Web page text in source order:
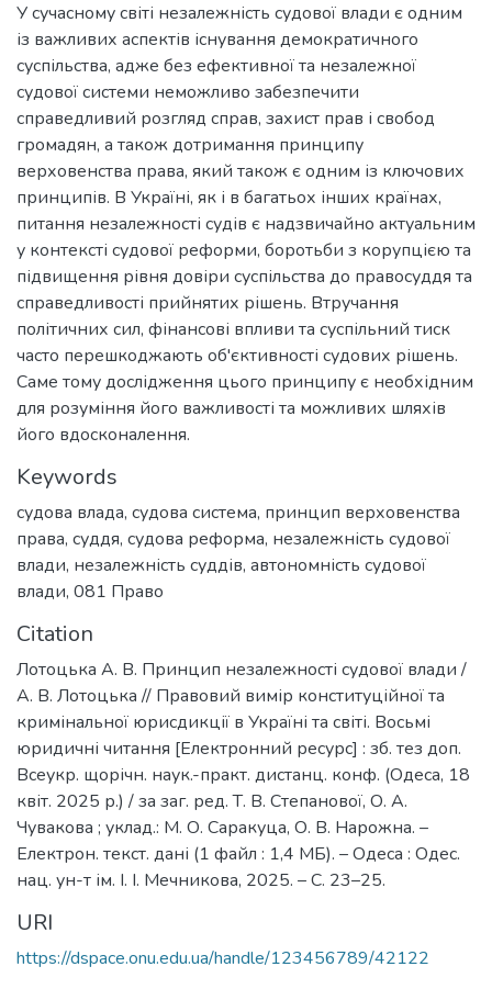
У сучасному світі незалежність судової влади є одним
із важливих аспектів існування демократичного
суспільства, адже без ефективної та незалежної
судової системи неможливо забезпечити
справедливий розгляд справ, захист прав і свобод
громадян, а також дотримання принципу
верховенства права, який також є одним із ключових
принципів. В Україні, як і в багатьох інших країнах,
питання незалежності судів є надзвичайно актуальним
у контексті судової реформи, боротьби з корупцією та
підвищення рівня довіри суспільства до правосуддя та
справедливості прийнятих рішень. Втручання
політичних сил, фінансові впливи та суспільний тиск
часто перешкоджають об'єктивності судових рішень.
Саме тому дослідження цього принципу є необхідним
для розуміння його важливості та можливих шляхів
його вдосконалення.
Keywords
судова влада, судова система, принцип верховенства
права, суддя, судова реформа, незалежність судової
влади, незалежність суддів, автономність судової
влади, 081 Право
Citation
Лотоцька А. В. Принцип незалежності судової влади /
А. В. Лотоцька // Правовий вимір конституційної та
кримінальної юрисдикції в Україні та світі. Восьмі
юридичні читання [Електронний ресурс] : зб. тез доп.
Всеукр. щорічн. наук.-практ. дистанц. конф. (Одеса, 18
квіт. 2025 р.) / за заг. ред. Т. В. Степанової, О. А.
Чувакова ; уклад.: М. О. Саракуца, О. В. Нарожна. –
Електрон. текст. дані (1 файл : 1,4 МБ). – Одеса : Одес.
нац. ун-т ім. І. І. Мечникова, 2025. – С. 23–25.
URI
https://dspace.onu.edu.ua/handle/123456789/42122